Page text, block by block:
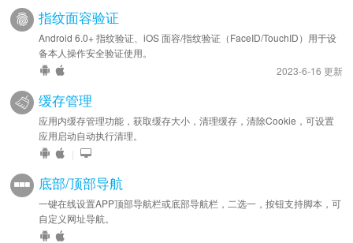
指纹面容验证
Android 6.0+ 指纹验证、iOS 面容/指纹验证（FaceID/TouchID）用于设
备本人操作安全验证使用。
2023-6-16 更新
缓存管理
应用内缓存管理功能，获取缓存大小，清理缓存，清除Cookie，可设置
应用启动自动执行清理。
|
底部/顶部导航
一键在线设置APP顶部导航栏或底部导航栏，二选一，按钮支持脚本，可
自定义网址导航。